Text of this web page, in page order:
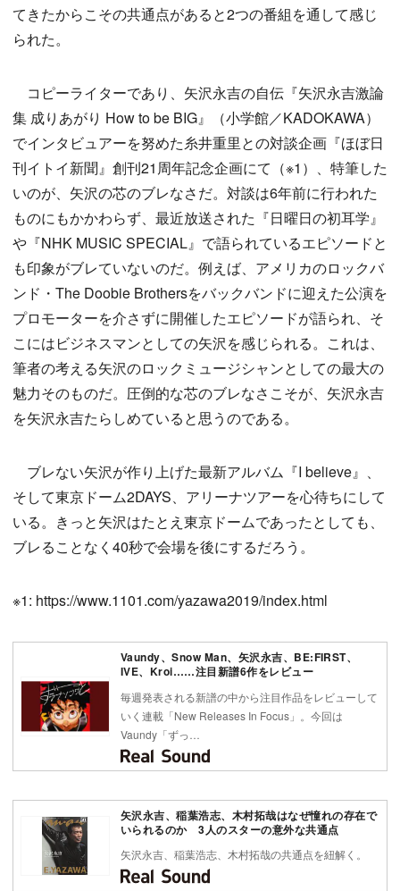
てきたからこその共通点があると2つの番組を通して感じ
られた。
コピーライターであり、矢沢永吉の自伝『矢沢永吉激論
集 成りあがり How to be BIG』（小学館／KADOKAWA）
でインタビュアーを努めた糸井重里との対談企画『ほぼ日
刊イトイ新聞』創刊21周年記念企画にて（※1）、特筆した
いのが、矢沢の芯のブレなさだ。対談は6年前に行われた
ものにもかかわらず、最近放送された『日曜日の初耳学』
や『NHK MUSIC SPECIAL』で語られているエピソードと
も印象がブレていないのだ。例えば、アメリカのロックバ
ンド・The Doobie Brothersをバックバンドに迎えた公演を
プロモーターを介さずに開催したエピソードが語られ、そ
こにはビジネスマンとしての矢沢を感じられる。これは、
筆者の考える矢沢のロックミュージシャンとしての最大の
魅力そのものだ。圧倒的な芯のブレなさこそが、矢沢永吉
を矢沢永吉たらしめていると思うのである。
ブレない矢沢が作り上げた最新アルバム『I believe』、
そして東京ドーム2DAYS、アリーナツアーを心待ちにして
いる。きっと矢沢はたとえ東京ドームであったとしても、
ブレることなく40秒で会場を後にするだろう。
※1: https://www.1101.com/yazawa2019/index.html
Vaundy、Snow Man、矢沢永吉、BE:FIRST、
IVE、Kroi……注目新譜6作をレビュー
毎週発表される新譜の中から注目作品をレビューして
いく連載「New Releases In Focus」。今回は
Vaundy「ずっ…
矢沢永吉、稲葉浩志、木村拓哉はなぜ憧れの存在で
いられるのか 3人のスターの意外な共通点
矢沢永吉、稲葉浩志、木村拓哉の共通点を紐解く。